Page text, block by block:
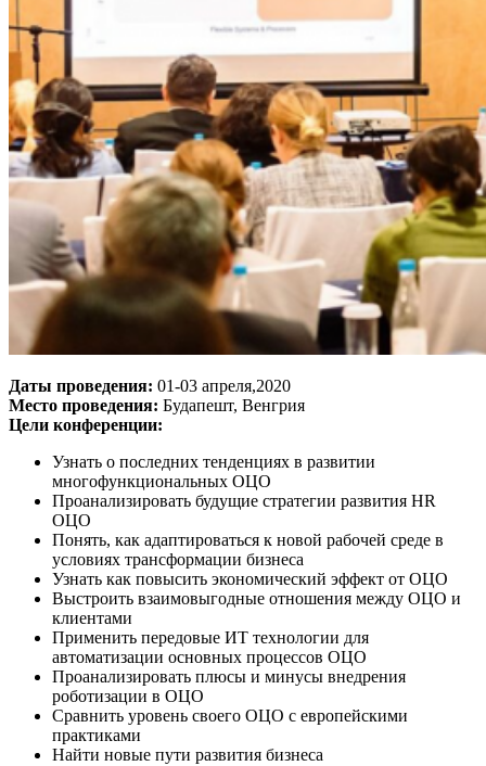
Даты проведения: 01-03 апреля,2020
Место проведения: Будапешт, Венгрия
Цели конференции:
Узнать о последних тенденциях в развитии
многофункциональных ОЦО
Проанализировать будущие стратегии развития HR
ОЦО
Понять, как адаптироваться к новой рабочей среде в
условиях трансформации бизнеса
Узнать как повысить экономический эффект от ОЦО
Выстроить взаимовыгодные отношения между ОЦО и
клиентами
Применить передовые ИТ технологии для
автоматизации основных процессов ОЦО
Проанализировать плюсы и минусы внедрения
роботизации в ОЦО
Сравнить уровень своего ОЦО c европейскими
практиками
Найти новые пути развития бизнеса